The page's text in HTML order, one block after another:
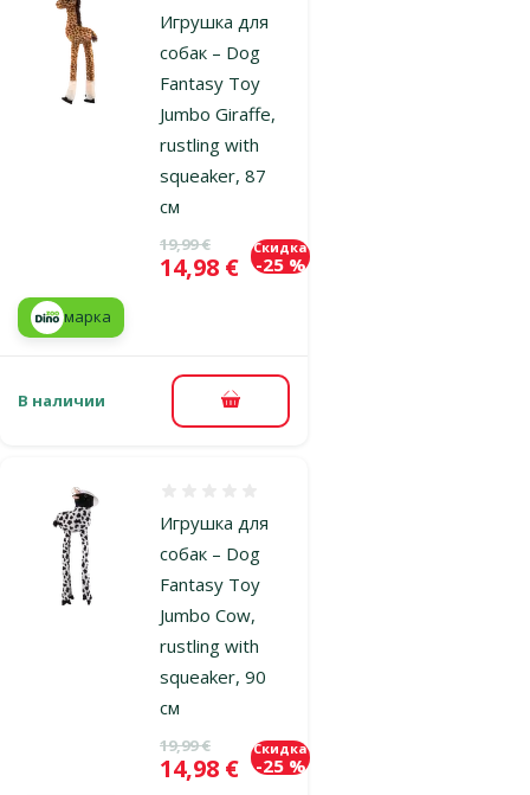
Игрушка для
собак – Dog
Fantasy Toy
Jumbo Giraffe,
rustling with
squeaker, 87
см
Исходная цена
19,99 €
Цена
14,98 €
Скидка
-25 %
марка
В наличии В корзину
Игрушка для
собак – Dog
Fantasy Toy
Jumbo Cow,
rustling with
squeaker, 90
см
Исходная цена
19,99 €
Цена
14,98 €
Скидка
-25 %